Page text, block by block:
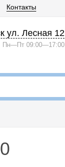
Контакты
ул. Лесная 12
Пн—Пт 09:00—17:00